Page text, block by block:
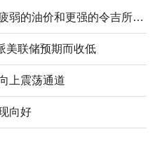
橡胶市场收盘 由于积极因素被疲弱的油价和更强的令吉所限制
美联储预期而收低
上震荡通道
向好